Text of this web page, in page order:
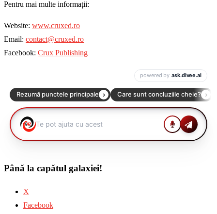
Pentru mai multe informații:
Website: www.cruxed.ro
Email: contact@cruxed.ro
Facebook: Crux Publishing
Până la capătul galaxiei!
X
Facebook